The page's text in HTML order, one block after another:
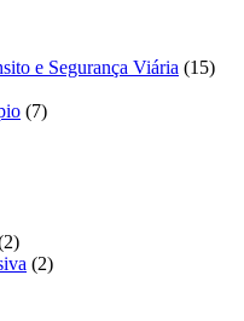
e Segurança Viária (15)
(7)
(2)